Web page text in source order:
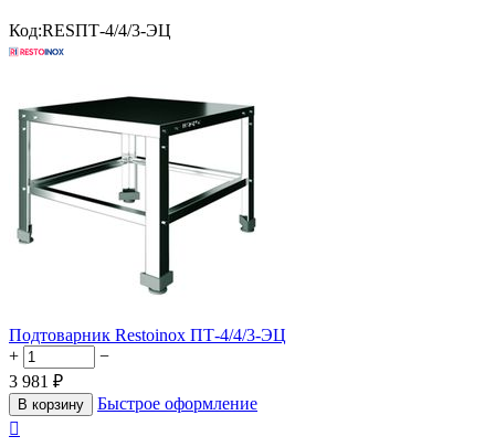
Код:RESПТ-4/4/3-ЭЦ
Подтоварник Restoinox ПТ-4/4/3-ЭЦ
+
−
3 981 ₽
В корзину
Быстрое оформление
